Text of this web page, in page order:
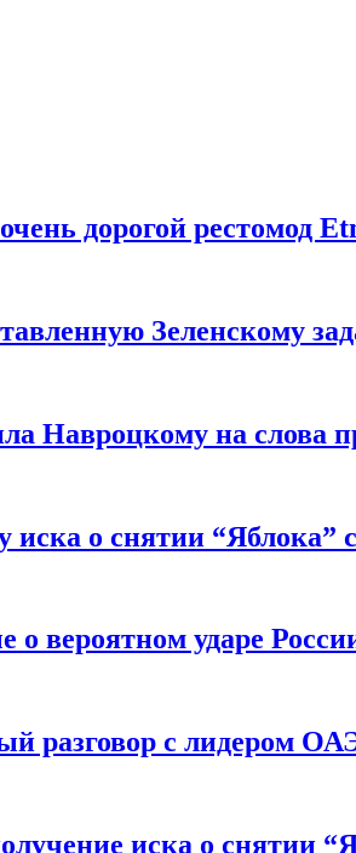
дорогой рестомод
Зеленскому
Навроцкому на слова
иска о снятии “Яблока”
о вероятном ударе
разговор с лидером
иска о снятии